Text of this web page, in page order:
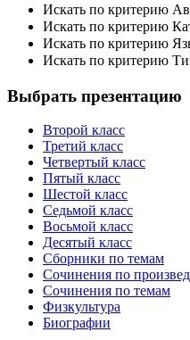
Искать по критерию
Искать по критерию
Искать по критерию
Искать по критерию
Выбрать презентацию
Второй класс
Третий класс
Четвертый класс
Пятый класс
Шестой класс
Седьмой класс
Восьмой класс
Десятый класс
Сборники по темам
Сочинения по
Сочинения по темам
Физкультура
Биографии